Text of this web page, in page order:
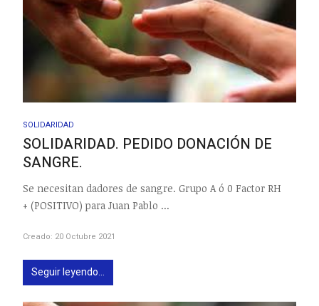
SOLIDARIDAD
SOLIDARIDAD. PEDIDO DONACIÓN DE
SANGRE.
Se necesitan dadores de sangre. Grupo A ó 0 Factor RH
+ (POSITIVO) para Juan Pablo ...
Creado: 20 Octubre 2021
Seguir leyendo...